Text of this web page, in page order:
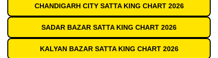
CHANDIGARH CITY SATTA KING CHART 2026
SADAR BAZAR SATTA KING CHART 2026
KALYAN BAZAR SATTA KING CHART 2026